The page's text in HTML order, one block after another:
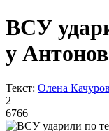
ВСУ
у
Текст: Олена
2
6766